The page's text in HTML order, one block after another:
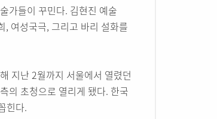
가들이 꾸민다. 김현진 예술
, 여성국극, 그리고 바리 설화를
지난 2월까지 서울에서 열렸던
의 초청으로 열리게 됐다. 한국
힌다.